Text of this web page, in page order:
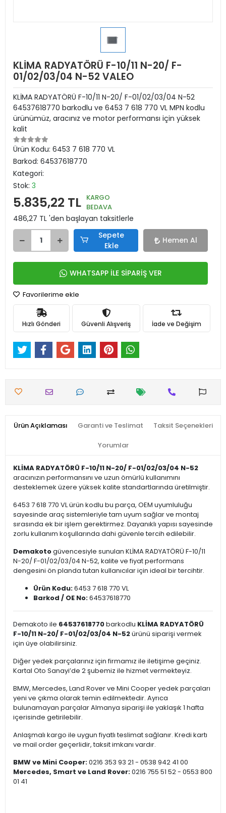
KLİMA RADYATÖRÜ F-10/11 N-20/ F-
01/02/03/04 N-52 VALEO
KLİMA RADYATÖRÜ F-10/11 N-20/ F-01/02/03/04 N-52
64537618770 barkodlu ve 6453 7 618 770 VL MPN kodlu
ürünümüz, aracınız ve motor performansı için yüksek
kalit
Ürün Kodu: 6453 7 618 770 VL
Barkod: 64537618770
Kategori:
Stok: 3
5.835,22 TL KARGO
BEDAVA
486,27 TL 'den başlayan taksitlerle
Sepete
Ekle
Hemen Al
WHATSAPP İLE SİPARİŞ VER
Favorilerime ekle
Hızlı Gönderi Güvenli Alışveriş İade ve Değişim
Ürün Açıklaması Garanti ve Teslimat Taksit Seçenekleri
Yorumlar
KLİMA RADYATÖRÜ F-10/11 N-20/ F-01/02/03/04 N-52
aracınızın performansını ve uzun ömürlü kullanımını
desteklemek üzere yüksek kalite standartlarında üretilmiştir.
6453 7 618 770 VL ürün kodlu bu parça, OEM uyumluluğu
sayesinde araç sistemleriyle tam uyum sağlar ve montaj
sırasında ek bir işlem gerektirmez. Dayanıklı yapısı sayesinde
zorlu kullanım koşullarında dahi güvenle tercih edilebilir.
Demakotogüvencesiyle sunulan KLİMA RADYATÖRÜ F-10/11
N-20/ F-01/02/03/04 N-52, kalite ve fiyat performans
dengesini ön planda tutan kullanıcılar için ideal bir tercihtir.
Ürün Kodu:6453 7 618 770 VL
Barkod / OE No:64537618770
Demakoto ile 64537618770barkodlu KLİMA RADYATÖRÜ
F-10/11 N-20/ F-01/02/03/04 N-52ürünü siparişi vermek
için üye olabilirsiniz.
Diğer yedek parçalarınız için firmamız ile iletişime geçiniz.
Kartal Oto Sanayi’de 2 şubemiz ile hizmet vermekteyiz.
BMW, Mercedes, Land Rover ve Mini Cooper yedek parçaları
yeni ve çıkma olarak temin edilmektedir. Ayrıca
bulunamayan parçalar Almanya siparişi ile yaklaşık 1 hafta
içerisinde getirilebilir.
Anlaşmalı kargo ile uygun fiyatlı teslimat sağlanır. Kredi kartı
ve mail order geçerlidir, taksit imkanı vardır.
BMW ve Mini Cooper:0216 353 93 21 - 0538 942 41 00
Mercedes, Smart ve Land Rover:0216 755 51 52 - 0553 800
01 41